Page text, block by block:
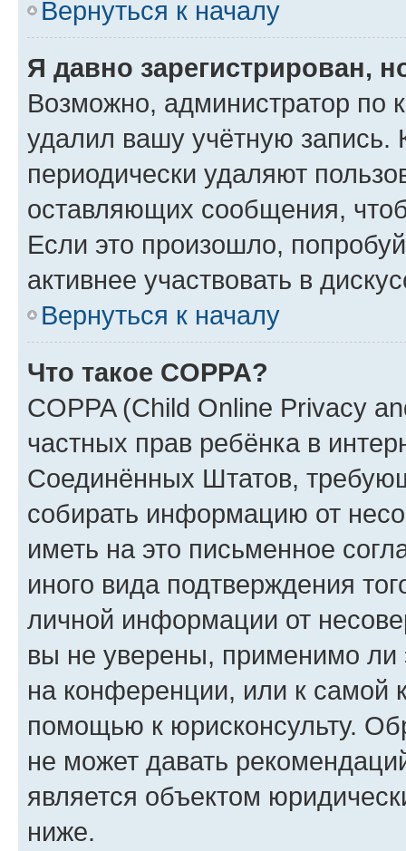
Вернуться к началу
Я давно зарегистрирован,
Возможно, администратор по
удалил вашу учётную запись.
периодически удаляют
оставляющих сообщения,
Если это произошло,
активнее участвовать в
Вернуться к началу
Что такое COPPA?
COPPA (Child Online Privacy
частных прав ребёнка в
Соединённых Штатов,
собирать информацию от
иметь на это письменное
иного вида подтверждения
личной информации от
вы не уверены, применимо ли
на конференции, или к самой
помощью к юрисконсульту.
не может давать
является объектом
ниже.